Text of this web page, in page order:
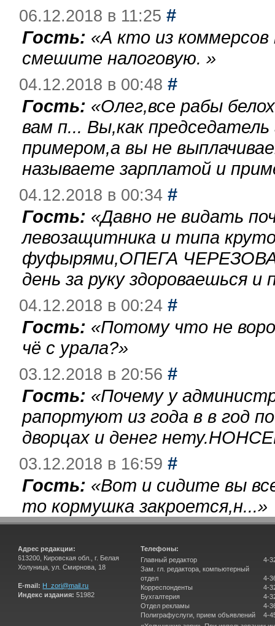
06.12.2018 в 11:25 #
Гость: «А кто из
смешите налоговую. »
04.12.2018 в 00:48 #
Гость: «Олег,все рабы
вам п... Вы,как
примером,а вы не
называете зарплатой и
04.12.2018 в 00:34 #
Гость: «Давно не видать
левозащитника и типа
фуфырями,ОПЕГА
день за руку здороваешься
04.12.2018 в 00:24 #
Гость: «Потому что не
чё с урала?»
03.12.2018 в 20:56 #
Гость: «Почему у
рапортуют из года в в год
дворцах и денег
03.12.2018 в 16:59 #
Гость: «Вот и сидите вы
то кормушка закроется,н...»
Адрес редакции:
613200, Кировская обл., г. Белая
Холуница, ул. Смирнова, 18
E-mail: H_zori@mail.ru
Индекс издания: 51982
Телефоны:
Главный редактор
Зам. гл. редактора, компьютерный
отдел
Корреспонденты
Бухгалтерия
Отдел рекламы
Полиграфуслуги, прием объявлений
4-
4-
4-
4-
4-
4-